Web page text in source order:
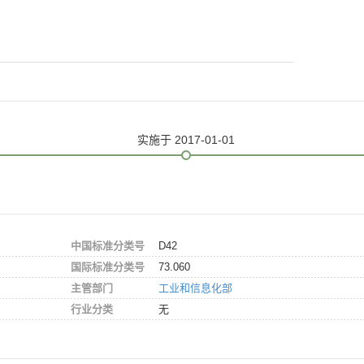
实施于 2017-01-01
中国标准分类号
D42
国际标准分类号
73.060
主管部门
工业和信息化部
行业分类
无